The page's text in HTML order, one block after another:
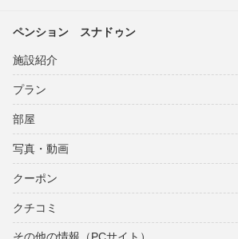
ペンション スナドゥン
施設紹介
プラン
部屋
写真・動画
クーポン
クチコミ
その他の情報（PCサイト）